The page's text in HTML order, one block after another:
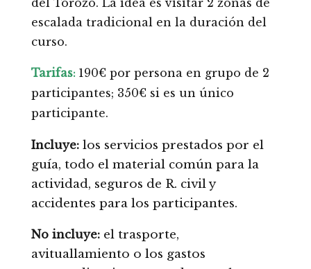
del Torozo. La idea es visitar 2 zonas de
escalada tradicional en la duración del
curso.
Tarifas: 190€ por persona en grupo de 2
participantes; 350€ si es un único
participante.
Incluye:los servicios prestados por el
guía, todo el material común para la
actividad, seguros de R. civil y
accidentes para los participantes.
No incluye:el trasporte,
avituallamiento o los gastos